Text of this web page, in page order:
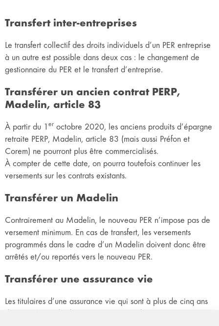
Transfert inter-entreprises
Le transfert collectif des droits individuels d’un PER entreprise
à un autre est possible dans deux cas : le changement de
gestionnaire du PER et le transfert d’entreprise.
Transférer un ancien contrat PERP,
Madelin, article 83
À partir du 1 er octobre 2020, les anciens produits d’épargne
retraite PERP, Madelin, article 83 (mais aussi Préfon et
Corem) ne pourront plus être commercialisés.
À compter de cette date, on pourra toutefois continuer les
versements sur les contrats existants.
Transférer un Madelin
Contrairement au Madelin, le nouveau PER n’impose pas de
versement minimum. En cas de transfert, les versements
programmés dans le cadre d’un Madelin doivent donc être
arrêtés et/ou reportés vers le nouveau PER.
Transférer une assurance vie
Les titulaires d’une assurance vie qui sont à plus de cinq ans